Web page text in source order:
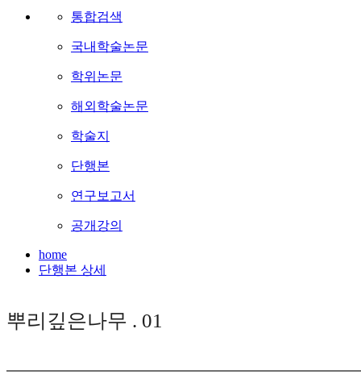
통합검색
국내학술논문
학위논문
해외학술논문
학술지
단행본
연구보고서
공개강의
home
단행본 상세
뿌리깊은나무 . 01